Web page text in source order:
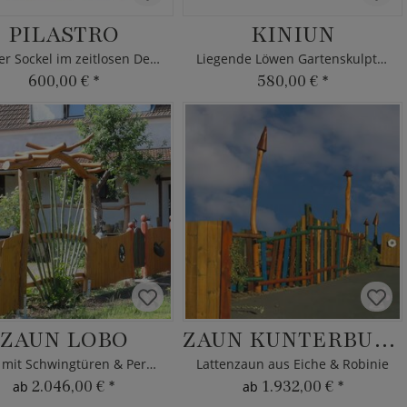
PILASTRO
Eckiger Sockel im zeitlosen Design
600,00 € *
KINIUN
Liegende Löwen Gartenskulptur
580,00 € *
ZAUN LOBO
Zaun mit Schwingtüren & Pergola
ab 2.046,00 € *
ZAUN KUNTERBUNT
Lattenzaun aus Eiche & Robinie
ab 1.932,00 € *